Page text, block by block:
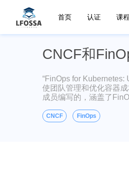
首页 认证 课程
CNCF和
“FinOps for
使团队管理和优化容器
成员编写的，涵盖了
CNCF FinOps